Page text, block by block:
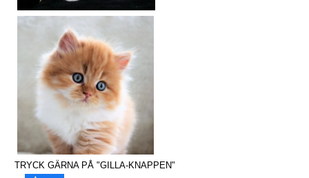
TRYCK GÄRNA PÅ "GILLA-KNAPPEN"